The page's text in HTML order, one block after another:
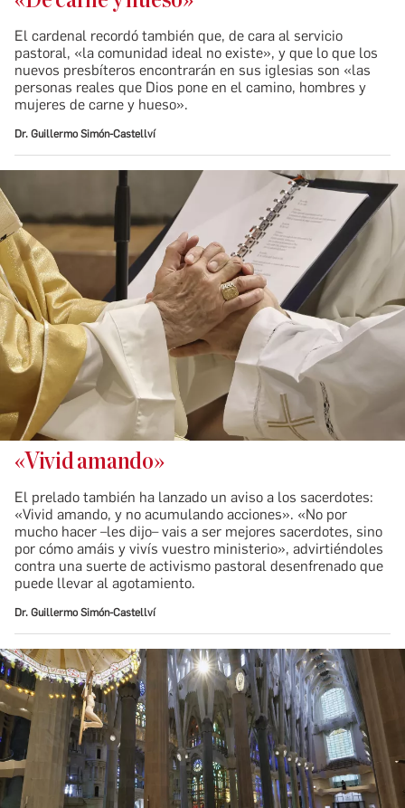
El cardenal recordó también que, de cara al servicio
pastoral, «la comunidad ideal no existe», y que lo que los
nuevos presbíteros encontrarán en sus iglesias son «las
personas reales que Dios pone en el camino, hombres y
mujeres de carne y hueso».
Dr. Guillermo Simón-Castellví
«Vivid amando»
El prelado también ha lanzado un aviso a los sacerdotes:
«Vivid amando, y no acumulando acciones». «No por
mucho hacer –les dijo– vais a ser mejores sacerdotes, sino
por cómo amáis y vivís vuestro ministerio», advirtiéndoles
contra una suerte de activismo pastoral desenfrenado que
puede llevar al agotamiento.
Dr. Guillermo Simón-Castellví